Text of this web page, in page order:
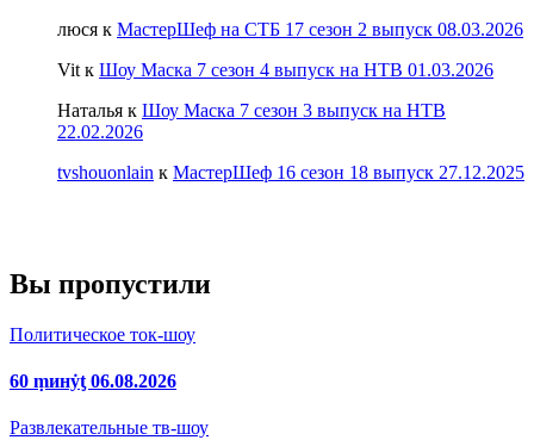
люся к МастерШеф на СТБ 17 сезон 2 выпуск 08.03.2026
Vit к Шоу Маска 7 сезон 4 выпуск на НТВ 01.03.2026
Наталья к Шоу Маска 7 сезон 3 выпуск на НТВ
22.02.2026
tvshouonlain к МастерШеф 16 сезон 18 выпуск 27.12.2025
Вы пропустили
Политическое ток-шоу
60 ṃинẏƫ 06.08.2026
Развлекательные тв-шоу